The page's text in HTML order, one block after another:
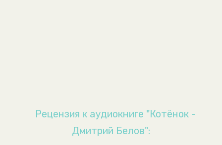
Рецензия к аудиокниге "Котёнок -
Дмитрий Белов":